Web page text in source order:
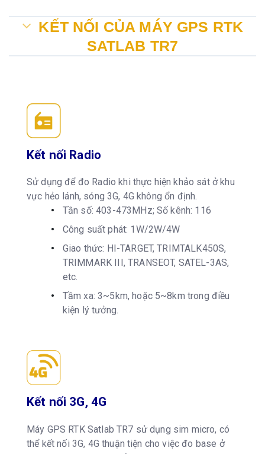
KẾT NỐI CỦA MÁY GPS RTK
SATLAB TR7
Kết nối Radio
Sử dụng để đo Radio khi thực hiện khảo sát ở khu
vực hẻo lánh, sóng 3G, 4G không ổn định.
Tần số: 403-473MHz; Số kênh: 116
Công suất phát: 1W/2W/4W
Giao thức: HI-TARGET, TRIMTALK450S,
TRIMMARK III, TRANSEOT, SATEL-3AS,
etc.
Tầm xa: 3~5km, hoặc 5~8km trong điều
kiện lý tưởng.
Kết nối 3G, 4G
Máy GPS RTK Satlab TR7 sử dụng sim micro, có
thể kết nối 3G, 4G thuận tiện cho việc đo base ở